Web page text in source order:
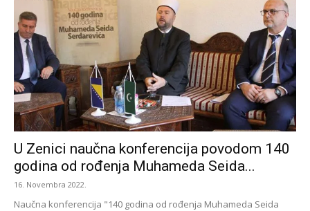
U Zenici naučna konferencija povodom 140
godina od rođenja Muhameda Seida...
16. Novembra 2022.
Naučna konferencija "140 godina od rođenja Muhameda Seida